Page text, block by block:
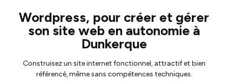
Wordpress, pour créer et gérer
son site web en autonomie à
Dunkerque
Construisez un site internet fonctionnel, attractif et bien
référencé, même sans compétences techniques.